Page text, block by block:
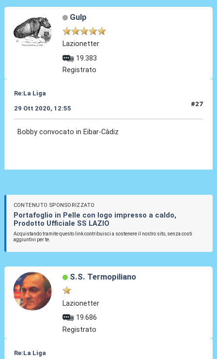
Gulp
Lazionetter
19.383
Registrato
Re:La Liga
29 Ott 2020, 12:55
#27
Bobby convocato in Eibar-Càdiz
CONTENUTO SPONSORIZZATO
Portafoglio in Pelle con logo impresso a caldo,
Prodotto Ufficiale SS LAZIO
Acquistando tramite questo link contribuisci a sostenere il nostro sito, senza costi
aggiuntivi per te.
S.S. Termopiliano
Lazionetter
19.686
Registrato
Re:La Liga